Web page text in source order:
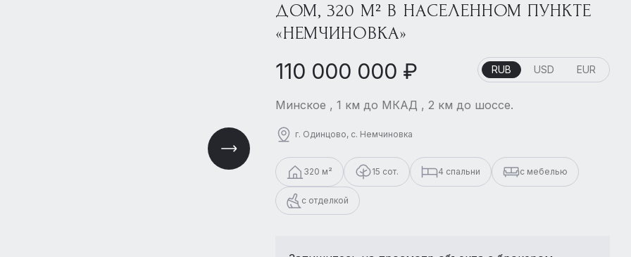
ДОМ, 320 М² В НАСЕЛЕННОМ ПУНКТЕ
«НЕМЧИНОВКА»
110 000 000 ₽ RUB USD EUR
Минское , 1 км до МКАД , 2 км до шоссе.
г. Одинцово, с. Немчиновка
320 м² 15 сот. 4 спальни с мебелью
с отделкой